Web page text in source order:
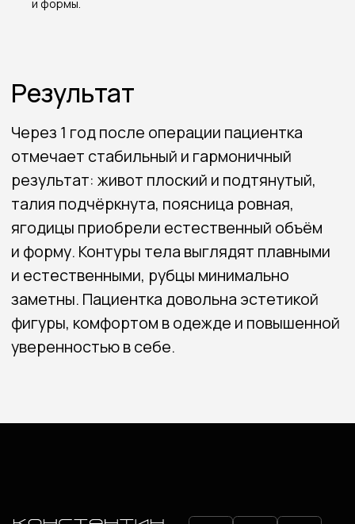
и формы.
Навигация
Связаться со мной
Обо мне
Отзывы
Прайс Акции
konstantinpopov92@mail.ru
Записаться на консультацию
8 (983) 304-33-04